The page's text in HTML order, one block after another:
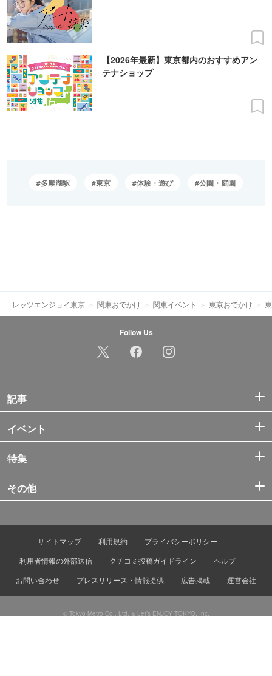
【2026年最新】東京都内のおすすめアン
テナショップ
多摩湖駅 東京 体験・遊び 公園・庭園
レッツエンジョイ東京 関東おでかけ 関東イベント 東京おでかけ
Follow Us
記事
イベント
特集
その他
サイトマップ 利用規約
プライバシーポリシー
利用者情報の外部送信
クチコミ投稿ガイドライン
ヘルプ
お問い合わせ
プレスリリース・情報提供 広告掲載 運営会社
© Tokyo Metro Co., Ltd. & Let’s ENJOY TOKYO, Inc.